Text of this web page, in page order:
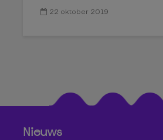
22 oktober 2019
Nieuws